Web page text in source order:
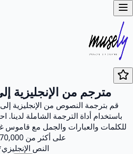
مترجم من الإنجليزية
قم بترجمة النصوص من الإنجليزية إلى
باستخدام أداة الترجمة الشاملة
للكلمات والعبارات والجمل مع قاموس
على أكثر من 70,000 كلمة.
النص الإنجليزي